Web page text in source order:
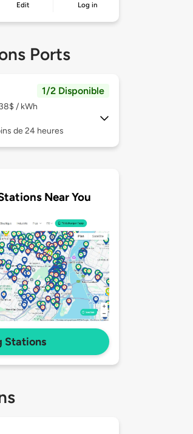
Edit Log in
Ports
1/2 Disponible
/ kWh
de 24 heures
Near You
Stations